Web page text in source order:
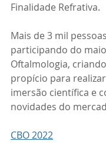
Finalidade Refrativa.
Mais de 3 mil
participando do
Oftalmologia,
propício para
imersão científica e
novidades do
CBO 2022